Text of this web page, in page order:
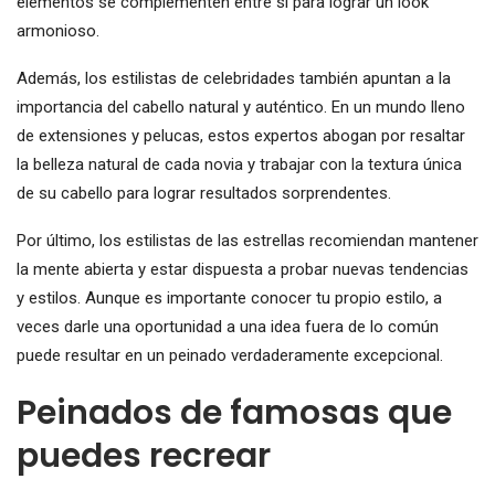
armonioso.
Además, los estilistas de celebridades también apuntan a la
importancia del cabello natural y auténtico. En un mundo lleno
de extensiones y pelucas, estos expertos abogan por resaltar
la belleza natural de cada novia y trabajar con la textura única
de su cabello para lograr resultados sorprendentes.
Por último, los estilistas de las estrellas recomiendan mantener
la mente abierta y estar dispuesta a probar nuevas tendencias
y estilos. Aunque es importante conocer tu propio estilo, a
veces darle una oportunidad a una idea fuera de lo común
puede resultar en un peinado verdaderamente excepcional.
Peinados de famosas que
puedes recrear